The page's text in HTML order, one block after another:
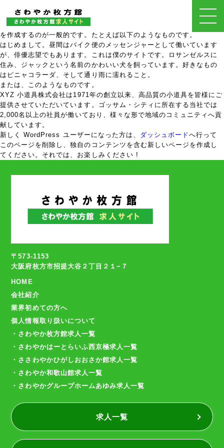
サイトナビゲーションメニューに含まれるため、ブログ投稿とは異な
ります。サイト訪問者に対して自分のことを説明する自己紹介ページ
を作成するのが一般的です。たとえば以下のようなものです。
はじめまして。昼間はバイク便のメッセンジャーとして働いています
が、俳優志望でもあります。これは僕のサイトです。ロサンゼルスに
住み、ジャックという名前のかわいい犬を飼っています。好きなもの
はピニャコラーダ、そして通り雨に濡れること。
または、このようなものです。
XYZ 小道具株式会社は1971年の創立以来、高品質の小道具を皆様にご
提供させていただいています。ゴッサム・シティに所在する当社では
2,000名以上の社員が働いており、様々な形で地域のコミュニティへ貢
献しています。
新しく WordPress ユーザーになった方は、 ダッシュボードへ行って
このページを削除し、独自のコンテンツを含む新しいページを作成し
てください。それでは、お楽しみください !
〒573-1153
大阪府枚方市招提大谷２丁目２１−７
HOME
会社紹介
業界初めての方へ
個人情報取り扱いについて
・さわやか枚方館求人一覧
・さわやかはーとらいふ西京極求人一覧
・ささわやかひがしおおさか館求人一覧
・さわやか和歌山館求人一覧
・さわやかグループホームあゆみ求人一覧
求人一覧